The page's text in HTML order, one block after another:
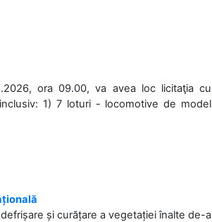
ora 09.00, va avea loc licitaţia cu
1) 7 loturi - locomotive de model
și curățare a vegetației înalte de-a